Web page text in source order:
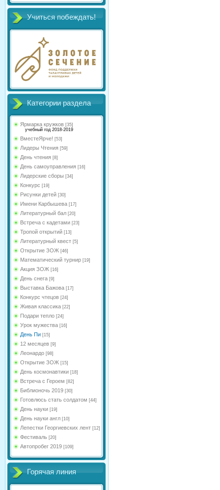
Учиться побеждать!
Категории раздела
Ярмарка кружков [35]
учебный год 2018-2019
ВместеЯрче! [53]
Лидеры Чтения [59]
День чтения [8]
День самоуправления [16]
Лидерские сборы [34]
Конкурс [19]
Рисунки детей [30]
Имени Карбышева [17]
Литературный бал [20]
Встреча с кадетами [23]
Тропой открытий [13]
Литературный квест [5]
Открытие ЗОЖ [46]
Математический турнир [19]
Акция ЗОЖ [16]
День снега [9]
Выставка Бажова [17]
Конкурс чтецов [24]
Живая классика [22]
Подари тепло [24]
Урок мужества [16]
День Пи [15]
12 месяцев [9]
Леонардо [98]
Открытие ЗОЖ [15]
День космонавтики [18]
Встреча с Героем [82]
Библионочь 2019 [30]
Готовлюсь стать солдатом [44]
День науки [19]
День науки англ [10]
Лепестки Георгиевских лент [12]
Фестиваль [20]
Автопробег 2019 [109]
Горячая линия